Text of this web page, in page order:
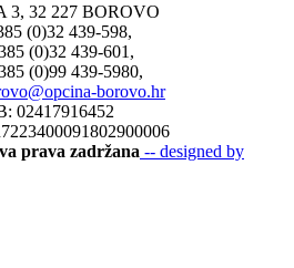
3, 32 227 BOROVO
(0)32 439-598,
(0)32 439-601,
(0)99 439-5980,
borovo.hr
02417916452
prava zadržana -- designed by